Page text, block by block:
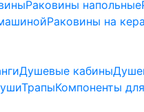
Раковины напольные
Раковины на
Душевые кабины
ТрапыКомпоненты